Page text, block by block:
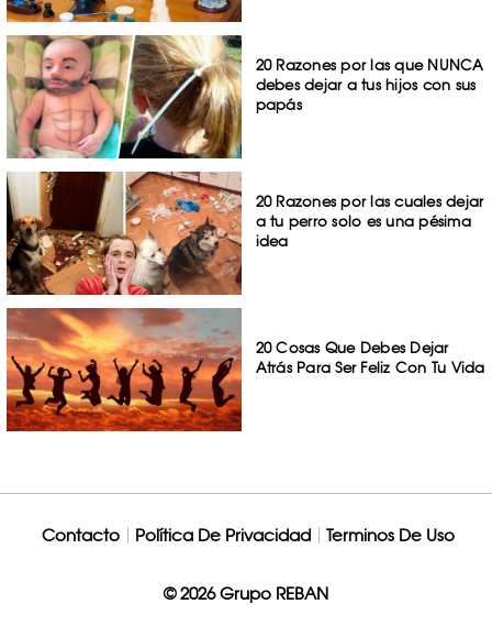
20 Razones por las que NUNCA
debes dejar a tus hijos con sus
papás
20 Razones por las cuales dejar
a tu perro solo es una pésima
idea
20 Cosas Que Debes Dejar
Atrás Para Ser Feliz Con Tu Vida
Contacto Política De Privacidad Terminos De Uso
© 2026 Grupo REBAN